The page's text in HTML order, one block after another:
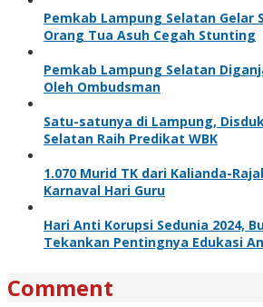
Pemkab Lampung Selatan Gelar
Orang Tua Asuh Cegah Stunting
Pemkab Lampung Selatan
Oleh Ombudsman
Satu-satunya di Lampung,
Selatan Raih Predikat WBK
1.070 Murid TK dari Kalianda-
Karnaval Hari Guru
Hari Anti Korupsi Sedunia 2024,
Tekankan Pentingnya Edukasi
Comment